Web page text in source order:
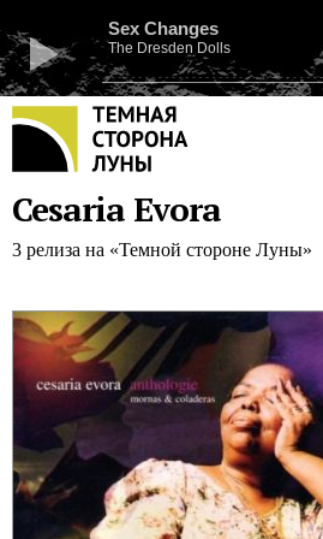
Sex Changes
The Dresden Dolls
Cesaria Evora
3 релиза на «Темной стороне Луны»